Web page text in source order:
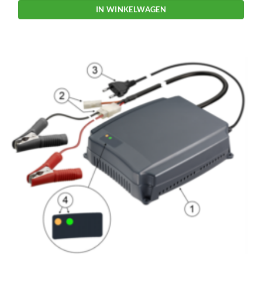
IN WINKELWAGEN